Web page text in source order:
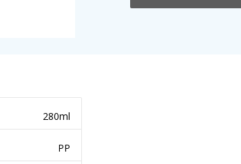
280ml
PP